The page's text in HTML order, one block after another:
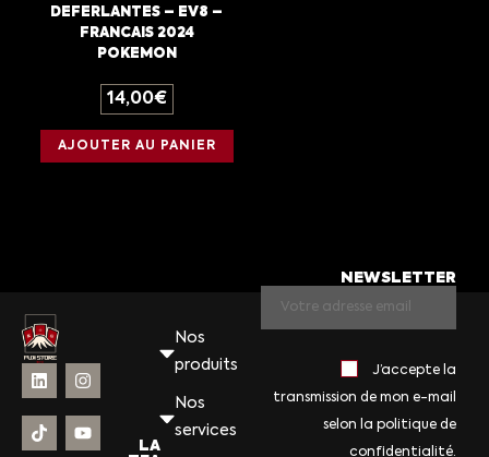
DEFERLANTES – EV8 –
FRANCAIS 2024
POKEMON
14,00€
AJOUTER AU PANIER
Nos
produits
Nos
services
LA
NEWSLETTER
J’accepte la
transmission de mon e-mail
selon la politique de
confidentialité.